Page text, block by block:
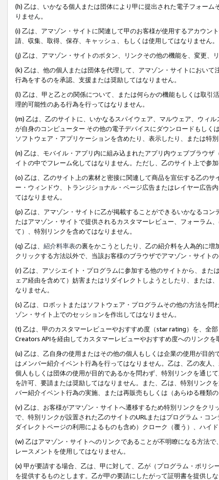
(h) 乙は、いかなる個人または団体により甲に提出された電子フォー
りません。
(i) 乙は、アマゾン・サイトに関連して甲のお客様が使用するアカウン
請、収集、取得、保存、キャッシュ、もしくは使用してはなりません。
(j) 乙は、アマゾン・サイトのボタン、リンクその他の機能を、変更、
(k) 乙は、他の個人または団体を代理して、アマゾン・サイトにおい
行為をするのを承認、支援または奨励してはなりません。
(l) 乙は、甲と乙との関係について、または何らかの機能もしくは取
理的可能性のある行為を行ってはなりません。
(m) 乙は、乙のサイトに、いかなるスパイウェア、マルウェア、ウィ
が自身のコンピューター その他の電子デバイスにダウンロードもし
ソフトウェア・アプリケーションを含めたり、表示したり、または特
(n) 乙は、モバイル・アプリ内に組み込まれたアプリ内ウェブブラウ
イトの中でフレーム化してはなりません。ただし、乙のサイト上で参
(o) 乙は、乙のサイト上の素材と密接に関連して商品を宣伝する乙の
ー・ウィンドウ、トランジショナル・ページ広告またはレイヤー広告
てはなりません。
(p) 乙は、アマゾン・サイトに乙が掲載することができるいかなるコ
たはアマゾン・サイトで提供されるカスタマーレビュー、フォーラム
て）、特別リンクを含めてはなりません。
(q) 乙は、 紹介料率表の裏をかこうとしたり、乙の紹介料を人為的に
クリックする方法以外で、当該お客様のブラウザでアマゾン・サイト
(r) 乙は、アソシエイト・プログラムに参加する他のサイトから、ま
ェア経由を含めて）妨害またはリダイレクトしようとしたり、または
なりません。
(s) 乙は、ロボットまたはソフトウェア・プログラムその他の方法を
ゾン・サイト上でのセッションを作出してはなりません。
(t) 乙は、甲のカスタマーレビューやおすすめ度（star rating）を、全
Creators APIを経由してカスタマーレビューやおすすめ度へのリンクを
(u) 乙は、乙自身の使用またはその他の個人もしくは企業の使用が目
はメンバー紹介イベント行為を行ってはなりません。乙は、乙の友人
個人もしくは団体の使用が目的であるかを問わず、特別リンクを通じ
を許可、要請または奨励してはなりません。また、乙は、特別リンク
バー紹介イベント行為の実施、または再販売もしくは（あらゆる種類
(v) 乙は、お客様がアマゾン・サイトへ遷移するため特別リンクをク
で、特別リンクが設置された乙のサイトのURLまたはプログラム・コ
ダイレクトページの利用によるものも含め）クローク（覆う）、ハイ
(w) 乙はアマゾン・サイトへのリンクであることが不明瞭になる方法
レースメントを使用してはなりません。
(x) 甲が要請する場合、乙は、甲に対して、乙が（プログラム・ポリ
を提供するものとします。乙が甲の要請にしたがって証明書を提供し